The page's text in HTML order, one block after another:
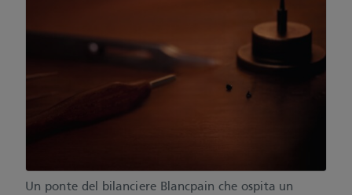
Un ponte del bilanciere Blancpain che ospita un